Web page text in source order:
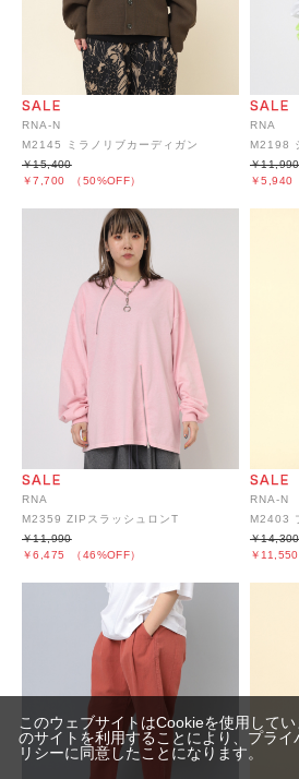
RNA-N
M2145 ミラノリブカーディガン
￥7,700 （50%OFF）
￥15,400
RNA
M2198
￥5,940
￥11,990
RNA
M2359 ZIPスラッシュロンT
￥6,475 （46%OFF）
￥11,990
RNA-N
￥11,550
￥14,300
このウェブサイトはCookieを使用してい
のサイトを利用することにより、 プライ
リシーに同意したことになります。